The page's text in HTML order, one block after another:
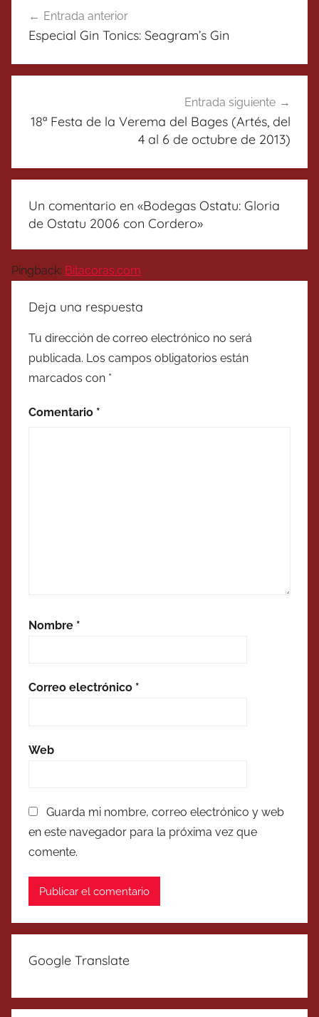
de
Entrada anterior
Especial Gin Tonics: Seagram’s Gin
Entrada siguiente
18ª Festa de la Verema del Bages (Artés, del
4 al 6 de octubre de 2013)
Un comentario en «Bodegas Ostatu: Gloria
de Ostatu 2006 con Cordero»
Pingback: Bitacoras.com
Deja una respuesta
Tu dirección de correo electrónico no será
publicada. Los campos obligatorios están
marcados con *
Comentario *
Nombre *
Correo electrónico *
Web
Guarda mi nombre, correo electrónico y web
en este navegador para la próxima vez que
comente.
Google Translate